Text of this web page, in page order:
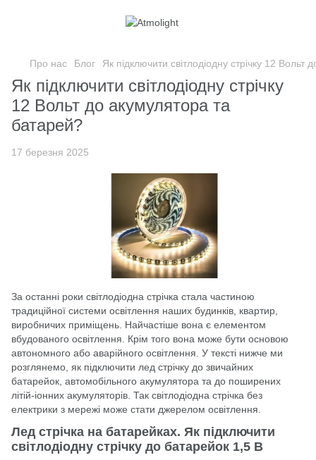
Про нас Блог Як підключити світлодіодну стрічку 12
Як підключити світлодіодну стрічку
12 Вольт до акумулятора та
батарей?
17 березня 2025
За останні роки світлодіодна стрічка стала частиною
традиційної системи освітлення наших будинків, квартир,
виробничих приміщень. Найчастіше вона є елементом
вбудованого освітлення. Крім того вона може бути основою
автономного або аварійного освітлення. У тексті нижче ми
розглянемо, як підключити лед стрічку до звичайних
батарейок, автомобільного акумулятора та до поширених
літій-іонних акумуляторів. Так світлодіодна стрічка без
електрики з мережі може стати джерелом освітлення.
Лед стрічка на батарейках. Як підключити
світлодіодну стрічку до батарейок 1,5 В